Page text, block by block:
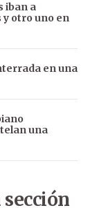
iban a
y otro uno en
en una
una